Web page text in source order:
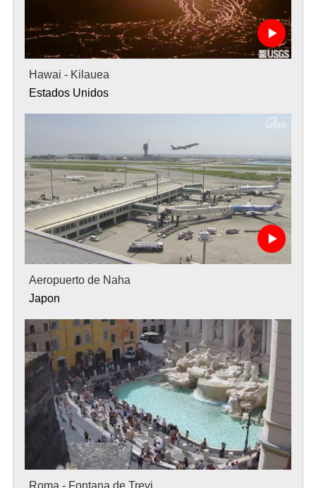
Hawai - Kilauea
Estados Unidos
Aeropuerto de Naha
Japon
Roma - Fontana de Trevi